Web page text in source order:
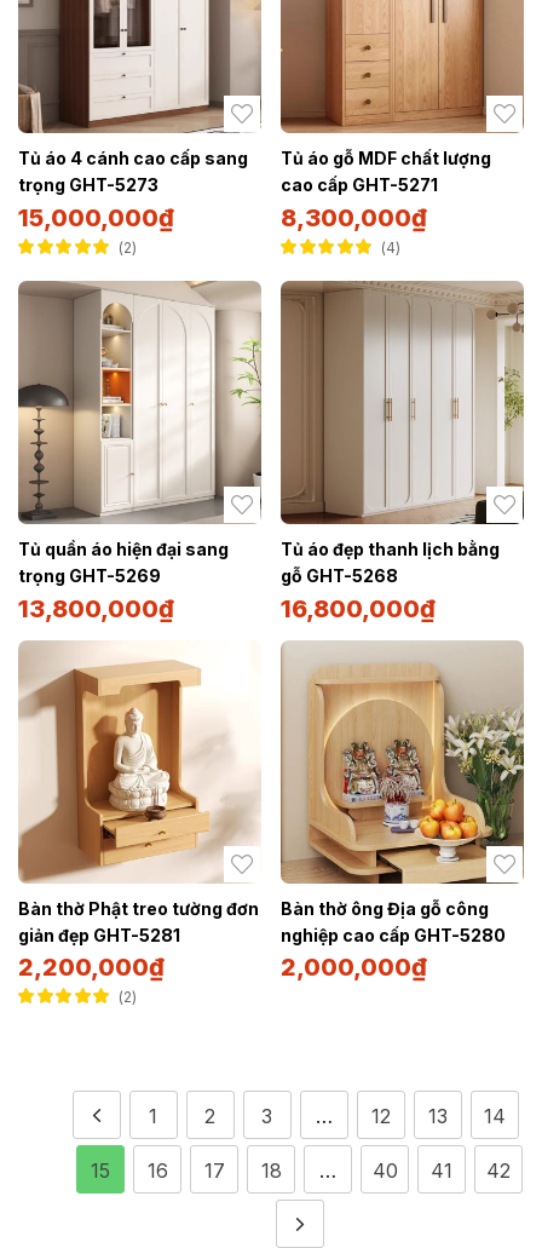
Tủ áo 4 cánh cao cấp sang
trọng GHT-5273
15,000,000₫
5.005 sao
2
Tủ áo gỗ MDF chất lượng
cao cấp GHT-5271
8,300,000₫
5.005 sao
4
Tủ quần áo hiện đại sang
trọng GHT-5269
13,800,000₫
Tủ áo đẹp thanh lịch bằng
gỗ GHT-5268
16,800,000₫
Bàn thờ Phật treo tường đơn
giản đẹp GHT-5281
2,200,000₫
2
Bàn thờ ông Địa gỗ công
nghiệp cao cấp GHT-5280
2,000,000₫
1 2 3 … 12 13 14
15 16 17 18 … 40 41 42